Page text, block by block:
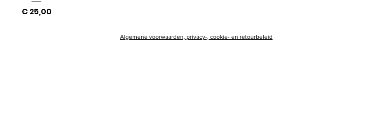
Prijs
€ 25,00
Algemene voorwaarden, privacy-, cookie- en retourbeleid